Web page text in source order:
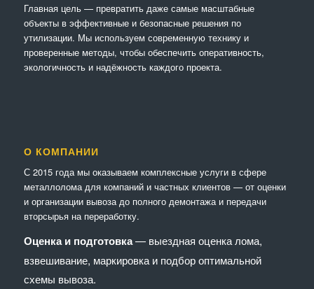
Главная цель — превратить даже самые масштабные
объекты в эффективные и безопасные решения по
утилизации. Мы используем современную технику и
проверенные методы, чтобы обеспечить оперативность,
экологичность и надёжность каждого проекта.
О КОМПАНИИ
С 2015 года мы оказываем комплексные услуги в сфере
металлолома для компаний и частных клиентов — от оценки
и организации вывоза до полного демонтажа и передачи
вторсырья на переработку.
Оценка и подготовка— выездная оценка лома,
взвешивание, маркировка и подбор оптимальной
схемы вывоза.